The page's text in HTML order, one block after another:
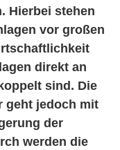
Hierbei stehen
vor großen
direkt an
sind. Die
geht jedoch mit
der
werden die